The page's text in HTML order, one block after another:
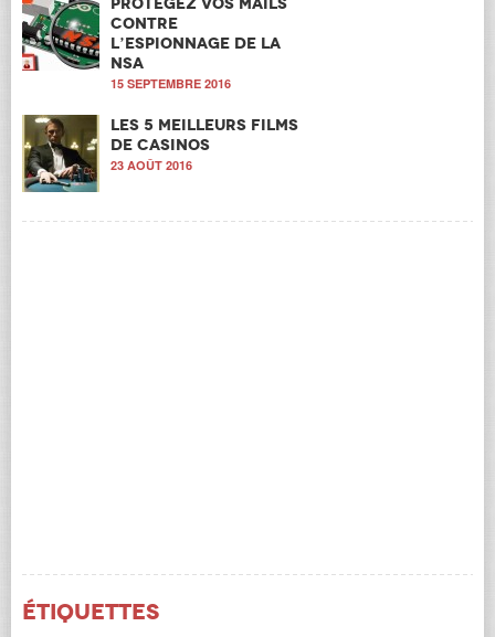
contre
l’espionnage de la
NSA
15 SEPTEMBRE 2016
Les 5 meilleurs films
de casinos
23 AOÛT 2016
Étiquettes